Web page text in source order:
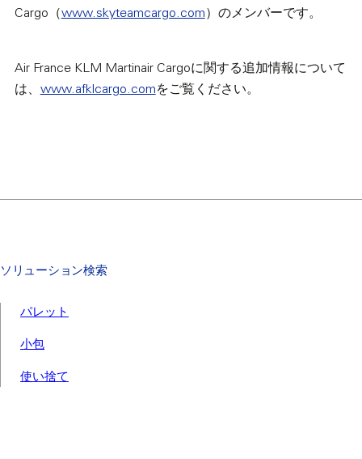
Cargo（www.skyteamcargo.com）のメンバーです。
Air France KLM Martinair Cargoに関する追加情報について
は、 www.afklcargo.comをご覧ください。
ソリューション検索
パレット
小包
使い捨て